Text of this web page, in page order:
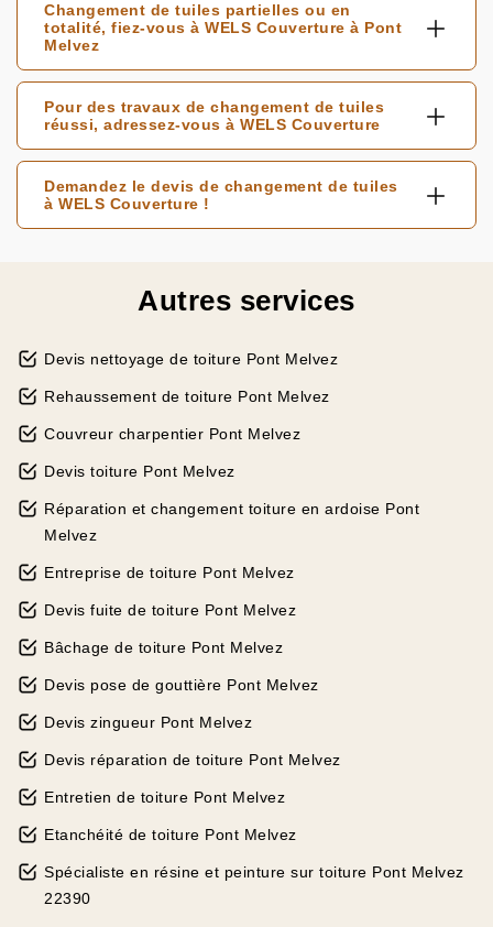
Changement de tuiles partielles ou en
totalité, fiez-vous à WELS Couverture à Pont
Melvez
Pour des travaux de changement de tuiles
réussi, adressez-vous à WELS Couverture
Demandez le devis de changement de tuiles
à WELS Couverture !
Autres services
Devis nettoyage de toiture Pont Melvez
Rehaussement de toiture Pont Melvez
Couvreur charpentier Pont Melvez
Devis toiture Pont Melvez
Réparation et changement toiture en ardoise Pont
Melvez
Entreprise de toiture Pont Melvez
Devis fuite de toiture Pont Melvez
Bâchage de toiture Pont Melvez
Devis pose de gouttière Pont Melvez
Devis zingueur Pont Melvez
Devis réparation de toiture Pont Melvez
Entretien de toiture Pont Melvez
Etanchéité de toiture Pont Melvez
Spécialiste en résine et peinture sur toiture Pont Melvez
22390